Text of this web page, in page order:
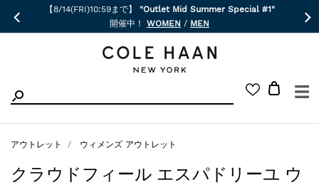
【8/14(FRI)10:59まで】
"Outlet Mid Summer Special #1"
開催中！ WOMEN / MEN
☰
アウトレット ウィメンズ アウトレット
クラウドフィール エスパドリーユ ウ